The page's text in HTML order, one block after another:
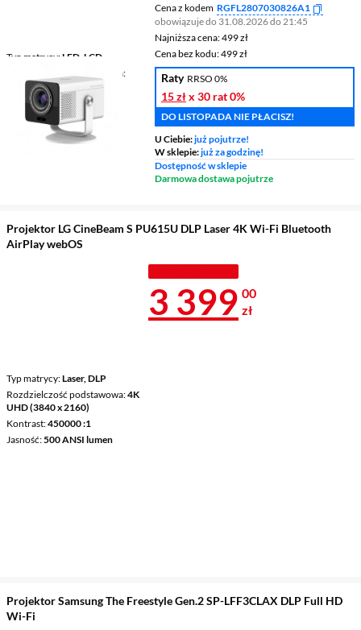
Typ matrycy LED, LCD
Rozdzielczość podstawowa
WXGA (1280 x 720)
Jasność 150 ANSI lumen
Cena z kodem RGFL2807030826A1
obowiązuje do 31.08.2026 do 21:45
Najniższa cena: 499 zł
Najniższa cena:499 zł
Cena bez kodu: 499 zł
Cena bez kodu:499 zł
Raty RRSO 0%
15 złx 30 rat0%
DO LISTOPADA NIE PŁACISZ!
U Ciebie:już pojutrze!
W sklepie:już za godzinę!
Dostępność w sklepie
Darmowa dostawa pojutrze
Projektor LG CineBeam S PU615U DLP Laser 4K Wi-Fi Bluetooth
AirPlay webOS
Typ matrycy Laser, DLP
Rozdzielczość podstawowa 4K
UHD (3840 x 2160)
Kontrast 450000 :1
Jasność 500 ANSI lumen
Cena 3 399 zł
3 399 00
zł
Projektor Samsung The Freestyle Gen.2 SP-LFF3CLAX DLP Full HD
Wi-Fi